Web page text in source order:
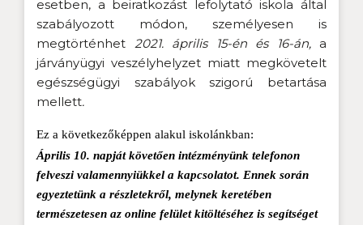
esetben, a beiratkozást lefolytató iskola által
szabályozott módon, személyesen is
megtörténhet 2021. április 15-én és 16-án, a
járványügyi veszélyhelyzet miatt megkövetelt
egészségügyi szabályok szigorú betartása
mellett.
Ez a következőképpen alakul iskolánkban:
Április 10. napját követően intézményünk telefonon
felveszi valamennyiükkel a kapcsolatot. Ennek során
egyeztetünk a részletekről, melynek keretében
természetesen az online felület kitöltéséhez is segítséget